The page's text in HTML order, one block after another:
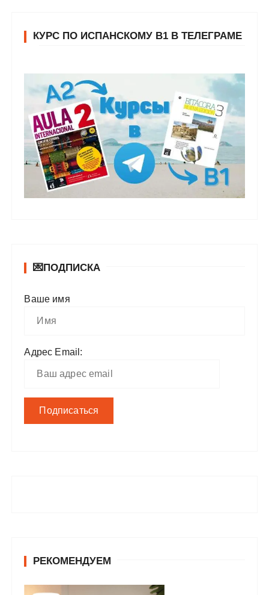
КУРС ПО ИСПАНСКОМУ В1 В ТЕЛЕГРАМЕ
💌ПОДПИСКА
Ваше имя
Адрес Email:
РЕКОМЕНДУЕМ